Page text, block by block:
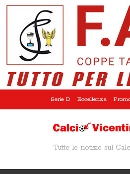
Serie D Eccellenza
Tutte le notizie sul